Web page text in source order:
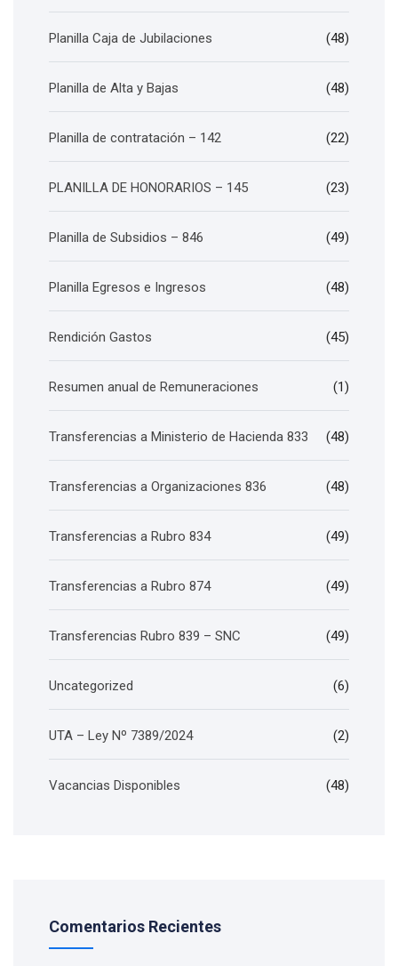
Planilla Caja de Jubilaciones (48)
Planilla de Alta y Bajas (48)
Planilla de contratación – 142 (22)
PLANILLA DE HONORARIOS – 145 (23)
Planilla de Subsidios – 846 (49)
Planilla Egresos e Ingresos (48)
Rendición Gastos (45)
Resumen anual de Remuneraciones (1)
Transferencias a Ministerio de Hacienda 833 (48)
Transferencias a Organizaciones 836 (48)
Transferencias a Rubro 834 (49)
Transferencias a Rubro 874 (49)
Transferencias Rubro 839 – SNC (49)
Uncategorized (6)
UTA – Ley Nº 7389/2024 (2)
Vacancias Disponibles (48)
Comentarios Recientes